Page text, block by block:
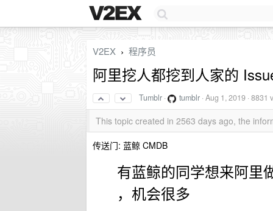
V2EX › 程序员
阿里挖人都挖到人家的
Tumblr · tumblr ·Aug 1, 2019 · 8831
This topic created in 2563 days ago, the
传送门: 蓝鲸 CMDB
有蓝鲸的同学想来阿里
，机会很多